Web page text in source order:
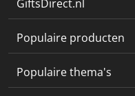
GiftsDirect.nl
Populaire producten
Populaire thema's